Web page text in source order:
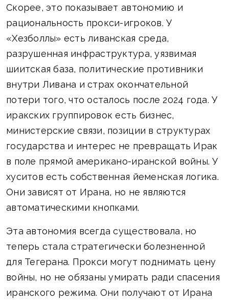
Скорее, это показывает автономию и
рациональность прокси-игроков. У
«Хезболлы» есть ливанская среда,
разрушенная инфраструктура, уязвимая
шиитская база, политические противники
внутри Ливана и страх окончательной
потери того, что осталось после 2024 года. У
иракских группировок есть бизнес,
министерские связи, позиции в структурах
государства и интерес не превращать Ирак
в поле прямой американо-иранской войны. У
хуситов есть собственная йеменская логика.
Они зависят от Ирана, но не являются
автоматическими кнопками.
Эта автономия всегда существовала, но
теперь стала стратегически болезненной
для Тегерана. Прокси могут поднимать цену
войны, но не обязаны умирать ради спасения
иранского режима. Они получают от Ирана